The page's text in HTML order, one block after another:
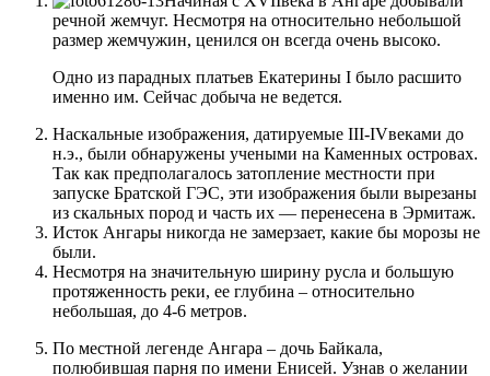
речной жемчуг. Несмотря на относительно небольшой
размер жемчужин, ценился он всегда очень высоко.
Одно из парадных платьев Екатерины I было расшито
именно им. Сейчас добыча не ведется.
Наскальные изображения, датируемые III-IVвеками до
н.э., были обнаружены учеными на Каменных островах.
Так как предполагалось затопление местности при
запуске Братской ГЭС, эти изображения были вырезаны
из скальных пород и часть их — перенесена в Эрмитаж.
Исток Ангары никогда не замерзает, какие бы морозы не
были.
Несмотря на значительную ширину русла и большую
протяженность реки, ее глубина – относительно
небольшая, до 4-6 метров.
По местной легенде Ангара – дочь Байкала,
полюбившая парня по имени Енисей. Узнав о желании